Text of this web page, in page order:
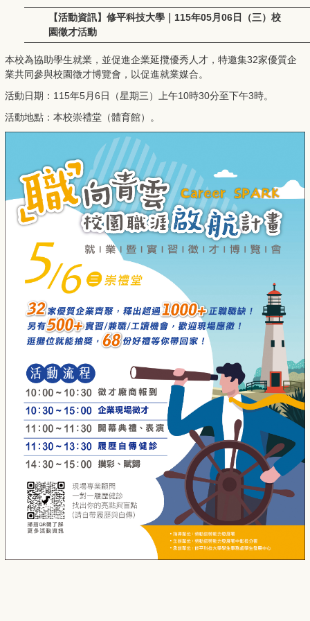
【活動資訊】修平科技大學｜115年05月06日（三）校
園徵才活動
本校為協助學生就業，並促進企業延攬優秀人才，特邀集32家優質企
業共同參與校園徵才博覽會，以促進就業媒合。
活動日期：115年5月6日（星期三）上午10時30分至下午3時。
活動地點：本校崇禮堂（體育館）。